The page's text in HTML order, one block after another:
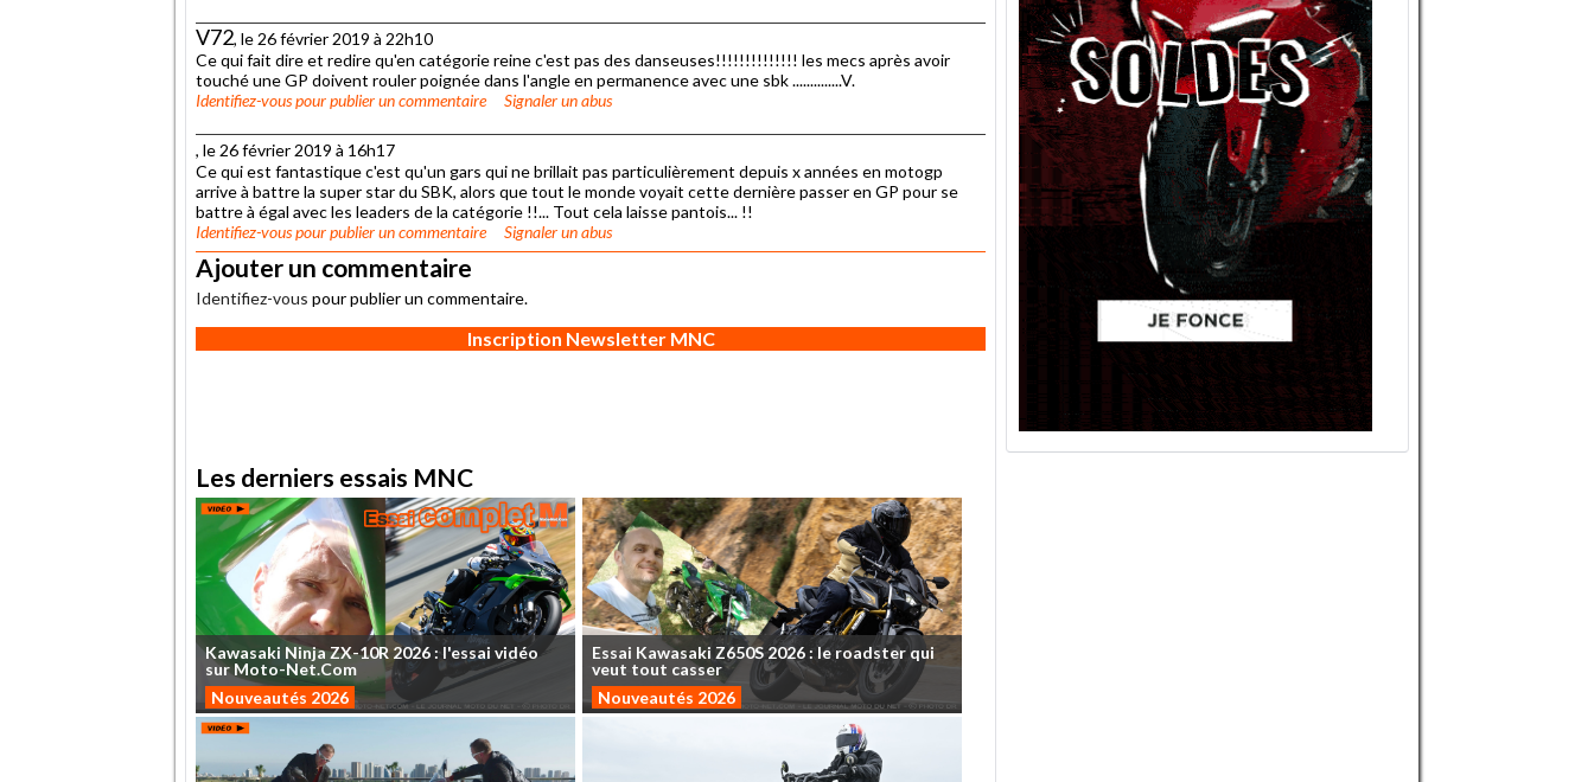
V72, le 26 février 2019 à 22h10
Ce qui fait dire et redire qu'en catégorie reine c'est pas des danseuses!!!!!!!!!!!!!! les mecs après avoir
touché une GP doivent rouler poignée dans l'angle en permanence avec une sbk ..............V.
Identifiez-vouspour publier un commentaire Signaler un abus
, le 26 février 2019 à 16h17
Ce qui est fantastique c'est qu'un gars qui ne brillait pas particulièrement depuis x années en motogp
arrive à battre la super star du SBK, alors que tout le monde voyait cette dernière passer en GP pour se
battre à égal avec les leaders de la catégorie !!... Tout cela laisse pantois... !!
Identifiez-vouspour publier un commentaire Signaler un abus
Ajouter un commentaire
Identifiez-vous pour publier un commentaire.
Inscription Newsletter MNC
Les derniers essais MNC
Kawasaki NinjaZX-10R 2026 : l'essai vidéo
sur Moto-Net.Com
Nouveautés 2026
Essai Kawasaki Z650S2026: le roadster qui
veut tout casser
Nouveautés 2026